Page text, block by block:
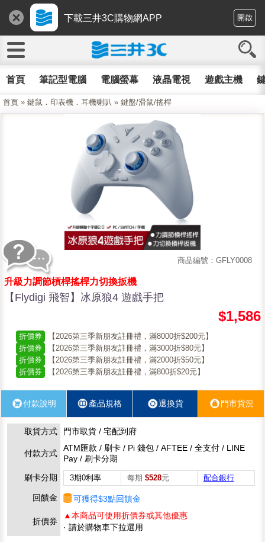
下載三井3C購物網APP 開啟
首頁 筆記型電腦 電腦螢幕 液晶電視 遊戲主機
首頁 » 鍵鼠．印表機．耳機喇叭 » 鍵盤/滑鼠/搖桿
商品編號：GFLY0008
升級力調節槓桿搖桿力切換扳機
【Flydigi 飛智】冰原狼4 遊戲手把
$1,586
折價券
【2026第三季新朋友註冊禮，滿8000折$200元】
折價券
【2026第三季新朋友註冊禮，滿3000折$80元】
折價券
【2026第三季新朋友註冊禮，滿2000折$50元】
折價券
【2026第三季新朋友註冊禮，滿800折$20元】
付款說明 產品規格 退換貨 門市貨況
取貨方式 門市取貨 / 宅配到府
付款方式
ATM匯款 / 刷卡 / Pi 錢包 / AFTEE / 全支付 / LINE
Pay / 刷卡分期
刷卡分期
3期0利率 每期 $528元 配合銀行
回饋金 可獲得$3點回饋金
折價券
▲本商品可使用折價券或其他優惠
· 請於購物車下拉選用